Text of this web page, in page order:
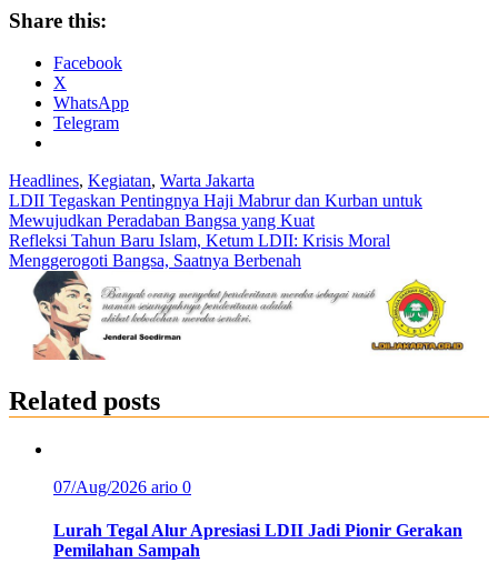
Share this:
Facebook
X
WhatsApp
Telegram
Headlines, Kegiatan, Warta Jakarta
Post
navigation
LDII Tegaskan Pentingnya Haji Mabrur dan Kurban untuk
Mewujudkan Peradaban Bangsa yang Kuat
Refleksi Tahun Baru Islam, Ketum LDII: Krisis Moral
Menggerogoti Bangsa, Saatnya Berbenah
Related posts
07/Aug/2026 ario 0
Lurah Tegal Alur Apresiasi LDII Jadi Pionir Gerakan
Pemilahan Sampah